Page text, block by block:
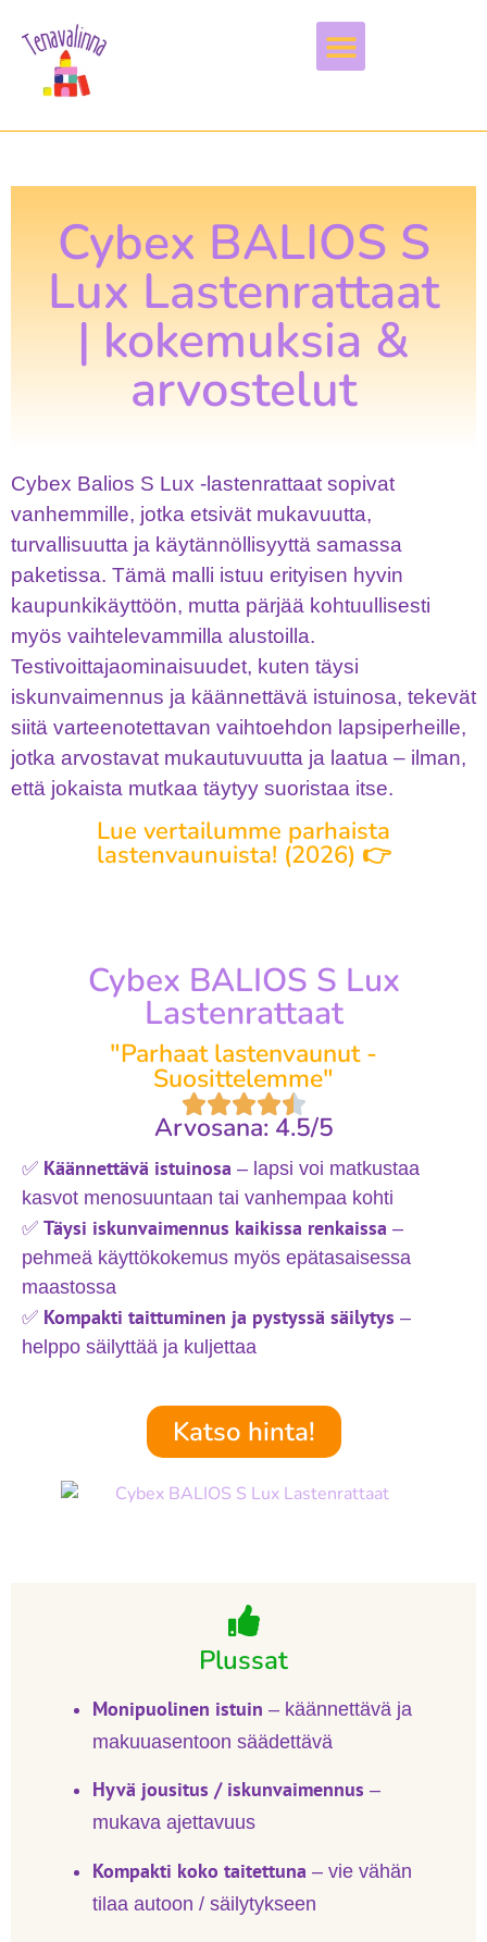
Cybex BALIOS S
Lux Lastenrattaat
| kokemuksia &
arvostelut
Cybex Balios S Lux -lastenrattaat sopivat
vanhemmille, jotka etsivät mukavuutta,
turvallisuutta ja käytännöllisyyttä samassa
paketissa. Tämä malli istuu erityisen hyvin
kaupunkikäyttöön, mutta pärjää kohtuullisesti
myös vaihtelevammilla alustoilla.
Testivoittajaominaisuudet, kuten täysi
iskunvaimennus ja käännettävä istuinosa, tekevät
siitä varteenotettavan vaihtoehdon lapsiperheille,
jotka arvostavat mukautuvuutta ja laatua – ilman,
että jokaista mutkaa täytyy suoristaa itse.
Lue vertailumme parhaista
lastenvaunuista! (2026) 👉
Cybex BALIOS S Lux
Lastenrattaat
"Parhaat lastenvaunut -
Suosittelemme"
Arvosana: 4.5/5
✅ Käännettävä istuinosa – lapsi voi matkustaa
kasvot menosuuntaan tai vanhempaa kohti
✅ Täysi iskunvaimennus kaikissa renkaissa –
pehmeä käyttökokemus myös epätasaisessa
maastossa
✅ Kompakti taittuminen ja pystyssä säilytys –
helppo säilyttää ja kuljettaa
Katso hinta!
Plussat
Monipuolinen istuin – käännettävä ja
makuuasentoon säädettävä
Hyvä jousitus / iskunvaimennus –
mukava ajettavuus
Kompakti koko taitettuna – vie vähän
tilaa autoon / säilytykseen